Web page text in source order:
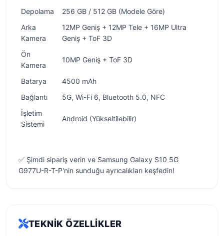
Depolama
256 GB / 512 GB (Modele Göre)
Arka
Kamera
12MP Geniş + 12MP Tele + 16MP Ultra
Geniş + ToF 3D
Ön
Kamera
10MP Geniş + ToF 3D
Batarya
4500 mAh
Bağlantı
5G, Wi-Fi 6, Bluetooth 5.0, NFC
İşletim
Sistemi
Android (Yükseltilebilir)
✅ Şimdi sipariş verin ve Samsung Galaxy S10 5G
G977U-R-T-P'nin sunduğu ayrıcalıkları keşfedin!
TEKNIK ÖZELLIKLER